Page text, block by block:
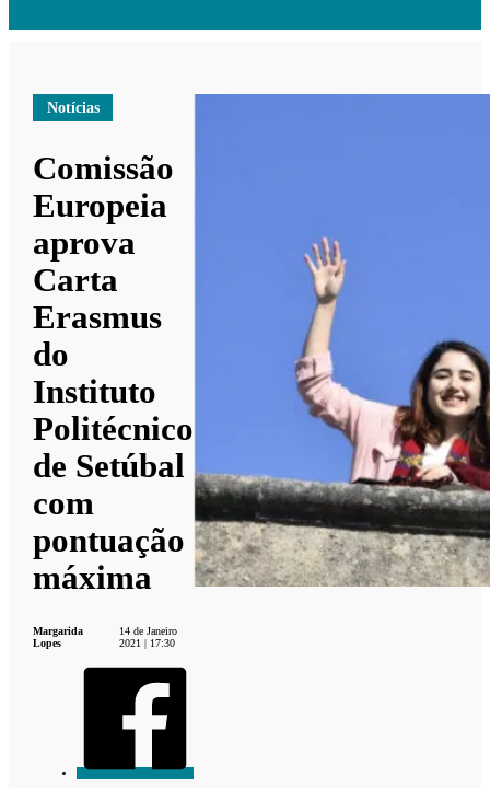
Notícias
Comissão
Europeia
aprova
Carta
Erasmus
do
Instituto
Politécnico
de Setúbal
com
pontuação
máxima
Margarida
Lopes
14 de Janeiro
2021 | 17:30